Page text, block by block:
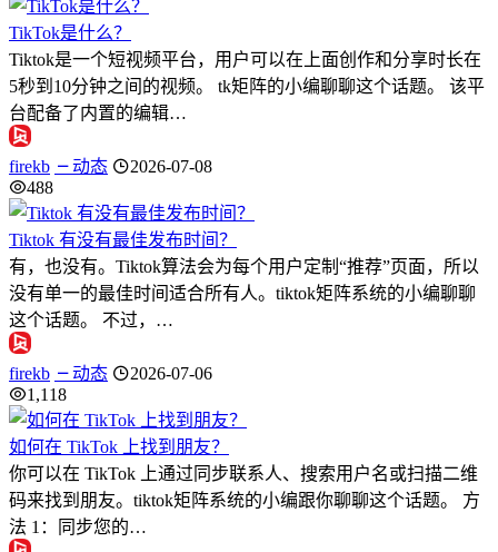
TikTok是什么？
Tiktok是一个短视频平台，用户可以在上面创作和分享时长在
5秒到10分钟之间的视频。 tk矩阵的小编聊聊这个话题。 该平
台配备了内置的编辑…
firekb 动态
2026-07-08
488
Tiktok 有没有最佳发布时间？
有，也没有。Tiktok算法会为每个用户定制“推荐”页面，所以
没有单一的最佳时间适合所有人。tiktok矩阵系统的小编聊聊
这个话题。 不过，…
firekb 动态
2026-07-06
1,118
如何在 TikTok 上找到朋友？
你可以在 TikTok 上通过同步联系人、搜索用户名或扫描二维
码来找到朋友。tiktok矩阵系统的小编跟你聊聊这个话题。 方
法 1：同步您的…